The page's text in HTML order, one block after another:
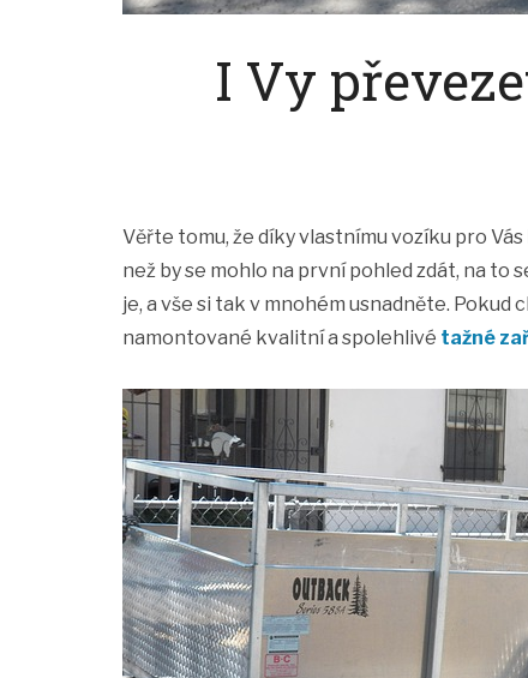
I Vy
Věřte tomu, že díky vlastnímu vozíku pro
než by se mohlo na první pohled zdát, na to
je, a vše si tak v mnohém usnadněte.
namontované kvalitní a spolehlivé tažné